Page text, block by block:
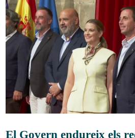
El Govern endureix els